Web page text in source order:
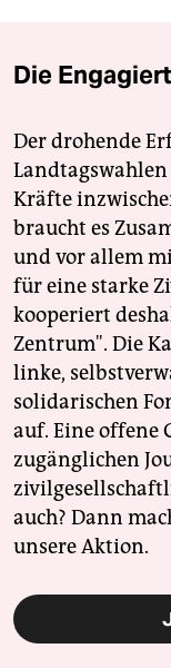
Die
Der drohende
Kräfte
braucht es
und vor allem
für eine starke
kooperiert
Zentrum". Die
linke,
solidarischen
auf. Eine offene
zugänglichen
auch? Dann
unsere Aktion.